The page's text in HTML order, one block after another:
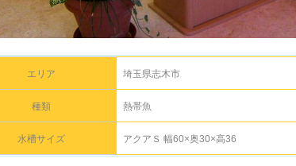
エリア 埼玉県志木市
種類 熱帯魚
水槽サイズ アクアＳ 幅60×奥30×高36